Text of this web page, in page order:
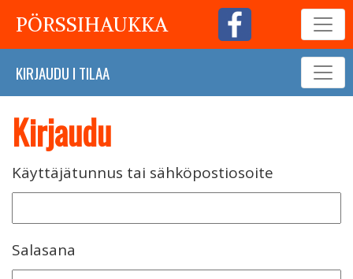
PÖRSSIHAUKKA
KIRJAUDU I TILAA
Kirjaudu
Käyttäjätunnus tai sähköpostiosoite
Salasana